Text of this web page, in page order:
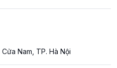
Nam, TP. Hà Nội